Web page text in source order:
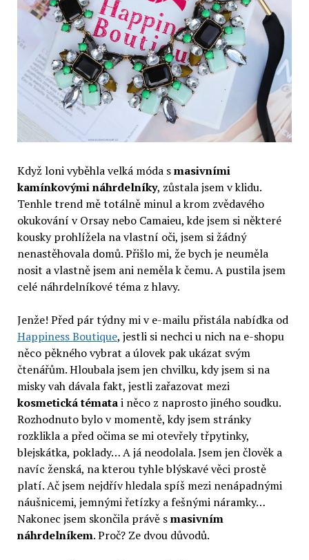
Když loni vyběhla velká móda smasivními
kamínkovými náhrdelníky, zůstala jsem v klidu.
Tenhle trend mě totálně minul a krom zvědavého
okukování v Orsay nebo Camaieu, kde jsem si některé
kousky prohlížela na vlastní oči, jsem si žádný
nenastěhovala domů. Přišlo mi, že bych je neuměla
nosit a vlastně jsem ani neměla k čemu. A pustila jsem
celé náhrdelníkové téma z hlavy.
Jenže! Před pár týdny mi v e-mailu přistála nabídka od
Happiness Boutique, jestli si nechci u nich na e-shopu
něco pěkného vybrat a úlovek pak ukázat svým
čtenářům. Hloubala jsem jen chvilku, kdy jsem si na
misky vah dávala fakt, jestli zařazovat mezi
kosmetická tématai něco z naprosto jiného soudku.
Rozhodnuto bylo v momentě, kdy jsem stránky
rozklikla a před očima se mi otevřely třpytinky,
blejskátka, poklady… A já neodolala. Jsem jen člověk a
navíc ženská, na kterou tyhle blýskavé věci prostě
platí. Ač jsem nejdřív hledala spíš mezi nenápadnými
náušnicemi, jemnými řetízky a fešnými náramky…
Nakonec jsem skončila právě smasivním
náhrdelníkem. Proč? Ze dvou důvodů.